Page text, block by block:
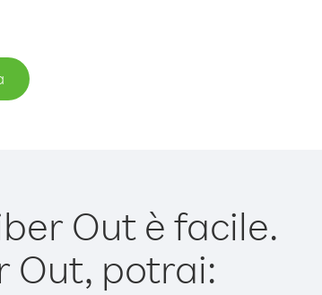
Out è facile.
Out, potrai: